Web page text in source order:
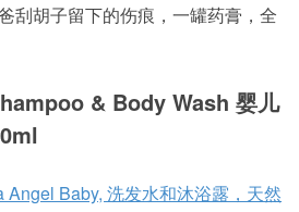
刮胡子留下的伤痕，一罐药膏，全
& Body Wash 婴儿
Angel Baby, 洗发水和沐浴露，天然